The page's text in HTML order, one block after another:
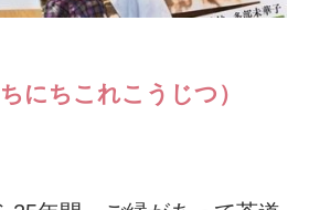
にちこれこうじつ）